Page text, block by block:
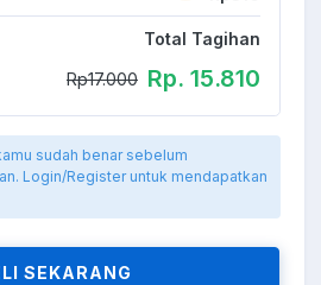
Total Tagihan
Rp17.000 Rp. 15.810
sudah benar sebelum
Login/Register untuk mendapatkan
SEKARANG